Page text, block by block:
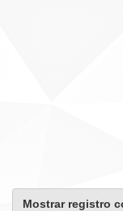
Mostrar registro